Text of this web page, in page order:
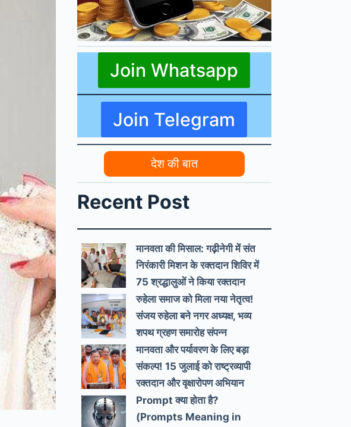
Join Whatsapp
Join Telegram
देश की बात
Recent Post
मानवता की मिसाल: गढ़ीनेगी में संत
निरंकारी मिशन के रक्तदान शिविर में
75 श्रद्धालुओं ने किया रक्तदान
रुहेला समाज को मिला नया नेतृत्व!
संजय रुहेला बने नगर अध्यक्ष, भव्य
शपथ ग्रहण समारोह संपन्न
मानवता और पर्यावरण के लिए बड़ा
संकल्प! 15 जुलाई को राष्ट्रव्यापी
रक्तदान और वृक्षारोपण अभियान
Prompt क्या होता है?
(Prompts Meaning in